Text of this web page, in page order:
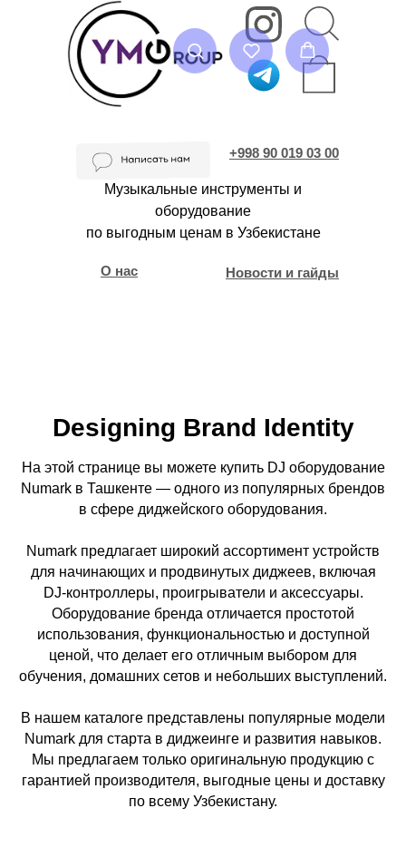
+998 90 019 03 00
О нас Новости и гайды
Музыкальные инструменты и
оборудование
по выгодным ценам в Узбекистане
Designing Brand Identity
На этой странице вы можете купить DJ оборудование
Numark в Ташкенте — одного из популярных брендов
в сфере диджейского оборудования.
Numark предлагает широкий ассортимент устройств
для начинающих и продвинутых диджеев, включая
DJ-контроллеры, проигрыватели и аксессуары.
Оборудование бренда отличается простотой
использования, функциональностью и доступной
ценой, что делает его отличным выбором для
обучения, домашних сетов и небольших выступлений.
В нашем каталоге представлены популярные модели
Numark для старта в диджеинге и развития навыков.
Мы предлагаем только оригинальную продукцию с
гарантией производителя, выгодные цены и доставку
по всему Узбекистану.